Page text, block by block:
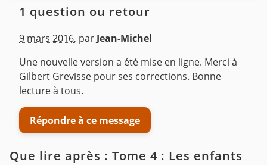
1 question ou retour
9 mars 2016, par Jean-Michel
Une nouvelle version a été mise en ligne. Merci à
Gilbert Grevisse pour ses corrections. Bonne
lecture à tous.
Répondre à ce message
Que lire après : Tome 4 : Les enfants